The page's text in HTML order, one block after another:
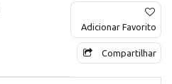
Adicionar Favorito
Compartilhar